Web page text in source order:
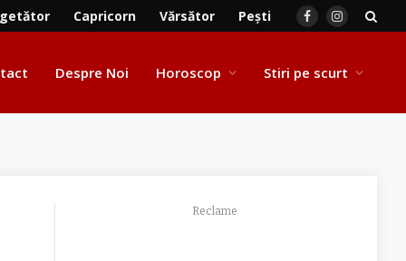
Capricorn Vărsător Pești FacebookInstagram
Despre Noi Horoscop Stiri pe scurt
Reclame